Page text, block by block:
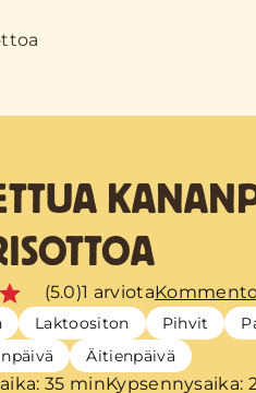
(5.0)1 arviota
Laktoositon Pihvit
Äitienpäivä
35 minKypsennysaika: